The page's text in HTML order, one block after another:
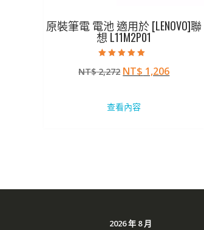
原裝筆電 電池 適用於 [LENOVO]聯
想 L11M2P01
5.00
滿分 5
NT$2,272 原
格：
NT$ 1,206目
查看內容
2026 年 8 月